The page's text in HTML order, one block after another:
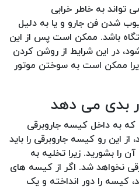
تواند به خاطر خرابی
شدن فن جارو و یا به دلیل
باشد. ممکن است پس از این
در این شرایط از روشن کردن
ممکن است به سوختن موتور
بدی می دهد
که به داخل کیسه جاروبرقی
این رو کیسه جاروبرقی را باید
را بشورید. زیرا تخلیه به
نخواهد شد. اگر از کیسه های
کیسه را دور انداخته و یک